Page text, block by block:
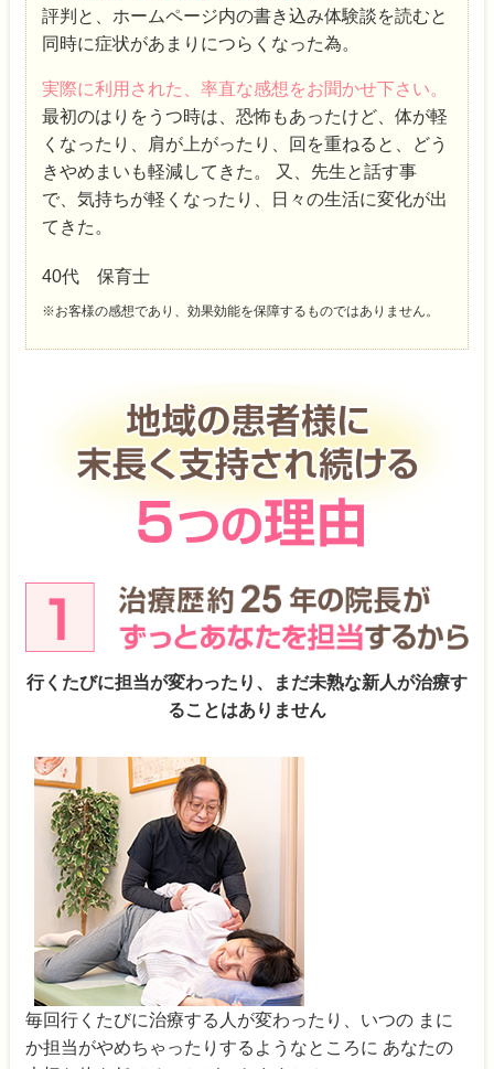
評判と、ホームページ内の書き込み体験談を読むと
同時に症状があまりにつらくなった為。
実際に利用された、率直な感想をお聞かせ下さい。
最初のはりをうつ時は、恐怖もあったけど、体が軽
くなったり、肩が上がったり、回を重ねると、どう
きやめまいも軽減してきた。 又、先生と話す事
で、気持ちが軽くなったり、日々の生活に変化が出
てきた。
40代 保育士
※お客様の感想であり、効果効能を保障するものではありません。
行くたびに担当が変わったり、まだ未熟な新人が治療す
ることはありません
毎回行くたびに治療する人が変わったり、いつの まに
か担当がやめちゃったりするようなところに あなたの